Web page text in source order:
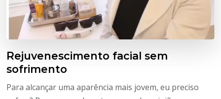
Rejuvenescimento facial sem
sofrimento
Para alcançar uma aparência mais jovem, eu preciso